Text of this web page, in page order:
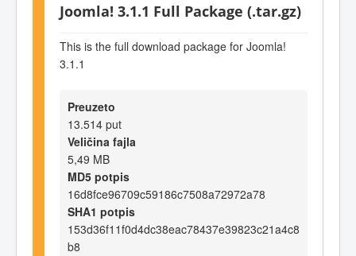
Joomla! 3.1.1 Full Package (.tar.gz)
This is the full download package for Joomla!
3.1.1
Preuzeto
13.514 put
Veličina fajla
5,49 MB
MD5 potpis
16d8fce96709c59186c7508a72972a78
SHA1 potpis
153d36f11f0d4dc38eac78437e39823c21a4c8
b8